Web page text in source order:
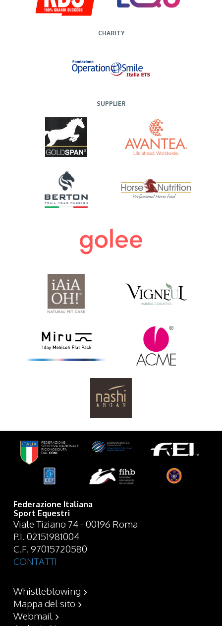
CHARITY
SUPPLIER
Federazione Italiana
Sport Equestri
Viale Tiziano 74 - 00196 Roma
P.I. 02151981004
C.F. 97015720580
CONTATTI
Whistleblowing
Mappa del sito
Webmail